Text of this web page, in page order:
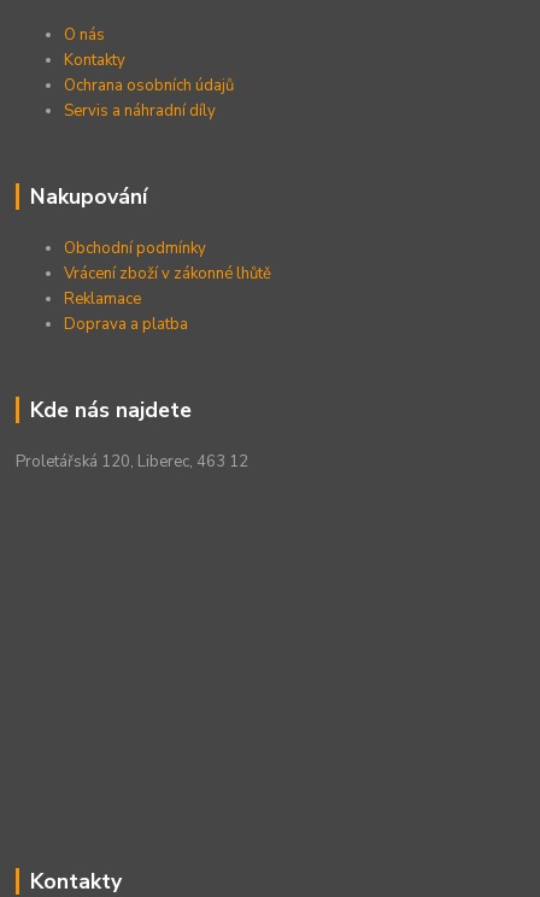
O nás
Kontakty
Ochrana osobních údajů
Servis a náhradní díly
Nakupování
Obchodní podmínky
Vrácení zboží v zákonné lhůtě
Reklamace
Doprava a platba
Kde nás najdete
Proletářská 120, Liberec, 463 12
Kontakty